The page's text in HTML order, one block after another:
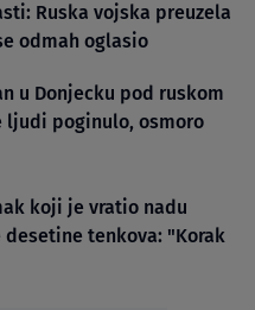
Ruska vojska preuzela
odmah oglasio
u Donjecku pod ruskom
ljudi poginulo, osmoro
koji je vratio nadu
desetine tenkova: "Korak